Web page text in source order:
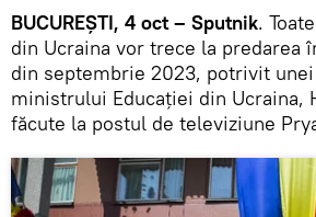
BUCUREȘTI, 4 oct – Sputnik.
din Ucraina vor trece la predarea
din septembrie 2023, potrivit
ministrului Educației din Ucraina,
făcute la postul de televiziune